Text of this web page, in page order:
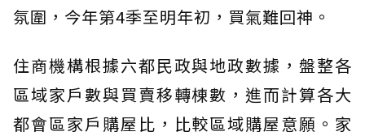
氛圍，今年第4季至明年初，買氣難回神。
住商機構根據六都民政與地政數據，盤整各
區域家戶數與買賣移轉棟數，進而計算各大
都會區家戶購屋比，比較區域購屋意願。家